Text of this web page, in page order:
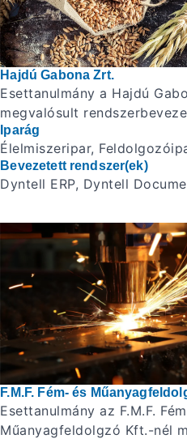
Hajdú Gabona Zrt.
Esettanulmány a Hajdú
megvalósult
Iparág
Élelmiszeripar,
Bevezetett rendszer(ek)
Dyntell ERP, Dyntell
F.M.F. Fém- és
Esettanulmány az F.M.F.
Műanyagfeldolgzó Kft.-nél